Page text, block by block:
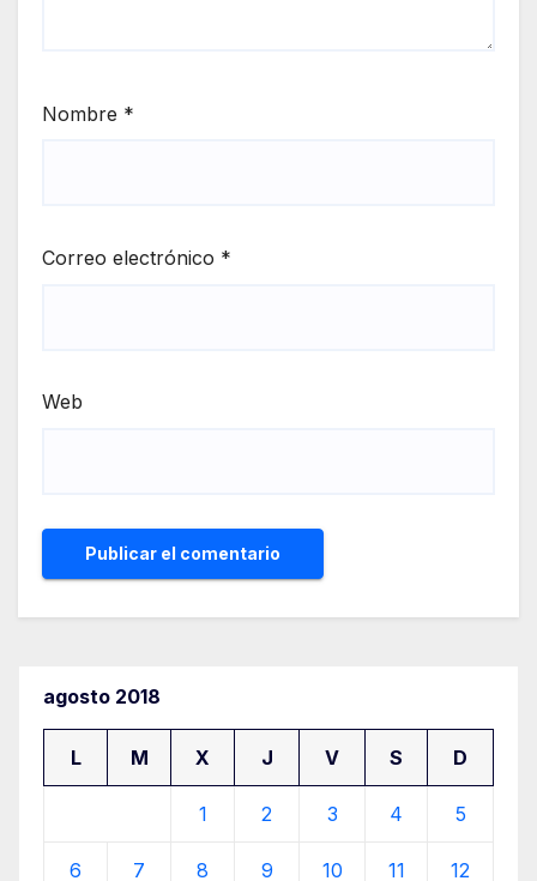
Nombre *
Correo electrónico *
Web
agosto 2018
L M X J V S D
1 2 3 4 5
6 7 8 9 10 11 12